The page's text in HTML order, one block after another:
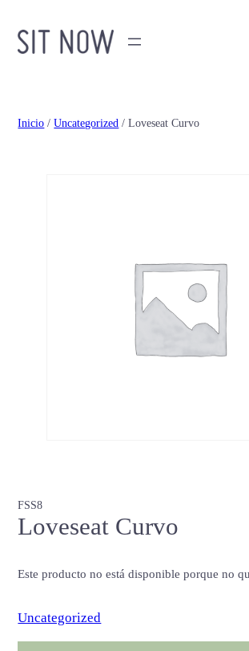
Inicio /Uncategorized / Loveseat Curvo
FSS8
Loveseat Curvo
Este producto no está disponible porque no
Uncategorized